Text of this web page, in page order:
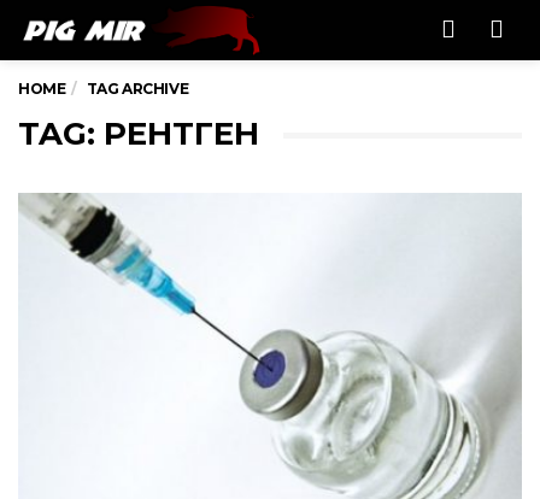
HOME TAG ARCHIVE
TAG: РЕНТГЕН